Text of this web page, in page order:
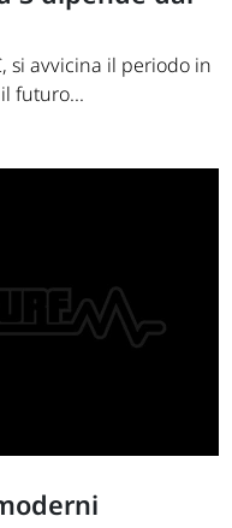
si avvicina il periodo in
futuro...